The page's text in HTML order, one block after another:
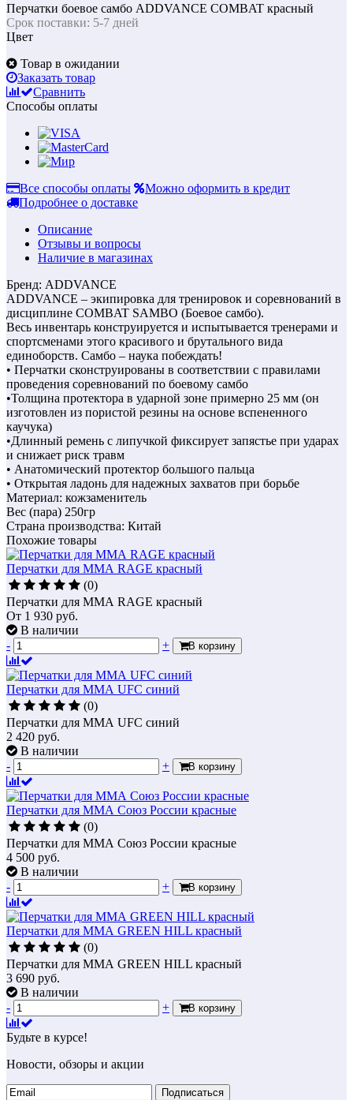
Перчатки боевое самбо ADDVANCE COMBAT красный
Срок поставки: 5-7 дней
Цвет
Товар в ожидании
Заказать товар
Сравнить
Способы оплаты
Все способы оплаты
Можно оформить в кредит
Подробнее о доставке
Описание
Отзывы и вопросы
Наличие в магазинах
Бренд: ADDVANCE
ADDVANCE – экипировка для тренировок и соревнований в
дисциплине COMBAT SAMBO (Боевое самбо).
Весь инвентарь конструируется и испытывается тренерами и
спортсменами этого красивого и брутального вида
единоборств. Самбо – наука побеждать!
• Перчатки сконструированы в соответствии с правилами
проведения соревнований по боевому самбо
•Толщина протектора в ударной зоне примерно 25 мм (он
изготовлен из пористой резины на основе вспененного
каучука)
•Длинный ремень с липучкой фиксирует запястье при ударах
и снижает риск травм
• Анатомический протектор большого пальца
• Открытая ладонь для надежных захватов при борьбе
Материал: кожзаменитель
Вес (пара) 250гр
Страна производства: Китай
Похожие товары
Перчатки для ММА RAGE красный
(0)
Перчатки для ММА RAGE красный
От 1 930 руб.
В наличии
-
+ В корзину
Перчатки для ММА UFC синий
(0)
Перчатки для ММА UFC синий
2 420 руб.
В наличии
-
+ В корзину
Перчатки для ММА Союз России красные
(0)
Перчатки для ММА Союз России красные
4 500 руб.
В наличии
-
+ В корзину
Перчатки для ММА GREEN HILL красный
(0)
Перчатки для ММА GREEN HILL красный
3 690 руб.
В наличии
-
+ В корзину
Будьте в курсе!
Новости, обзоры и акции
Подписаться